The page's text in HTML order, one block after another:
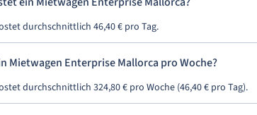
durchschnittlich 46,40 € pro Tag.
Mietwagen Enterprise Mallorca pro Woche?
durchschnittlich 324,80 € pro Woche (46,40 € pro Tag).